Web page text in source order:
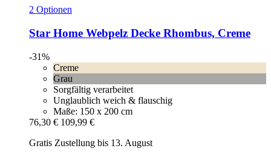
2 Optionen
Star Home Webpelz Decke Rhombus, Creme
-31%
Creme
Grau
Sorgfältig verarbeitet
Unglaublich weich & flauschig
Maße: 150 x 200 cm
76,30 € 109,99 €
Gratis Zustellung bis 13. August